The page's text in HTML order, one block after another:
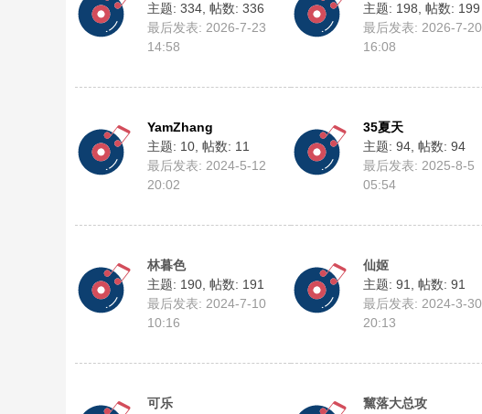
主题: 334 帖数: 336
最后发表: 2026-7-23
14:58
主题: 198 帖数: 199
最后发表: 2026-7-20
16:08
YamZhang
主题: 10 帖数: 11
最后发表: 2024-5-12
20:02
35夏天
主题: 94 帖数: 94
最后发表: 2025-8-5
05:54
林暮色
主题: 190 帖数: 191
最后发表: 2024-7-10
10:16
仙姬
主题: 91
帖数: 91
最后发表: 2024-3-30
20:13
可乐
黧落大总攻